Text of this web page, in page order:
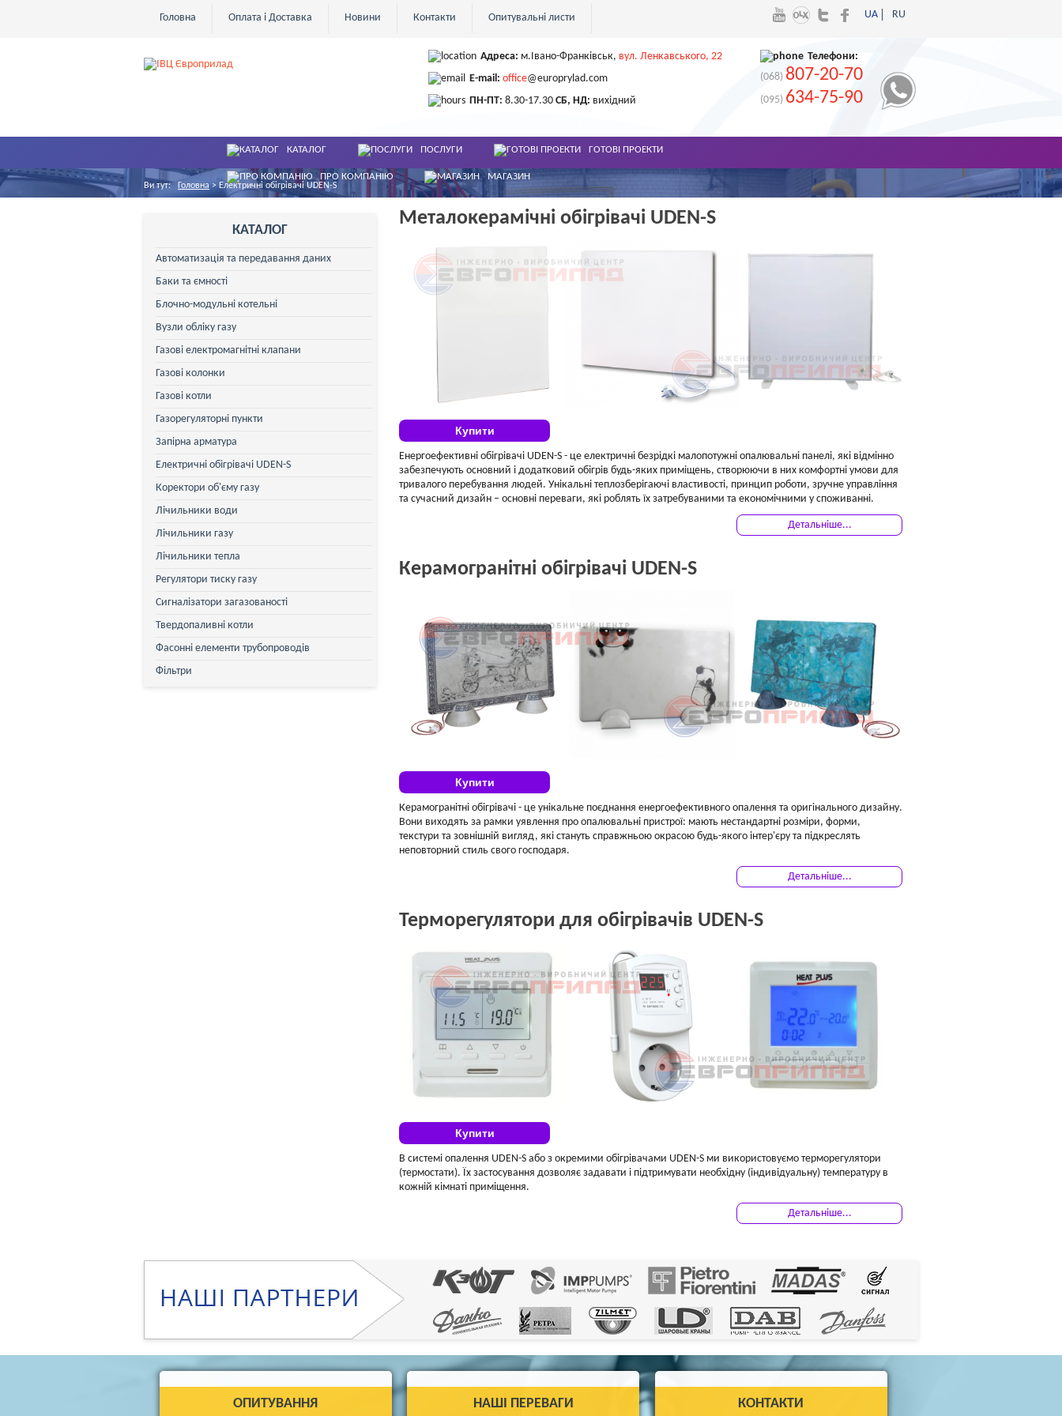
Головна Оплата і Доставка Новини Контакти Опитувальні листи UA RU
Адреса: м.Івано-Франківськ, вул. Ленкавського, 22
E-mail: office@europrylad.com
ПН-ПТ: 8.30-17.30 СБ, НД: вихідний
Телефони:
(068) 807-20-70
(095) 634-75-90
КАТАЛОГ ПОСЛУГИ ГОТОВІ ПРОЕКТИ
ПРО КОМПАНІЮ МАГАЗИН
Ви тут: Головна > Електричні обігрівачі UDEN-S
КАТАЛОГ
Автоматизація та передавання даних
Баки та ємності
Блочно-модульні котельні
Вузли обліку газу
Газові електромагнітні клапани
Газові колонки
Газові котли
Газорегуляторні пункти
Запірна арматура
Електричні обігрівачі UDEN-S
Коректори об'єму газу
Лічильники води
Лічильники газу
Лічильники тепла
Регулятори тиску газу
Сигналізатори загазованості
Твердопаливні котли
Фасонні елементи трубопроводів
Фільтри
Металокерамічні обігрівачі UDEN-S
Купити
Енергоефективні обігрівачі UDEN-S - це електричні безрідкі малопотужні опалювальні панелі, які відмінно
забезпечують основний і додатковий обігрів будь-яких приміщень, створюючи в них комфортні умови для
тривалого перебування людей. Унікальні теплозберігаючі властивості, принцип роботи, зручне управління
та сучасний дизайн – основні переваги, які роблять їх затребуваними та економічними у споживанні.
Детальніше...
Керамогранітні обігрівачі UDEN-S
Купити
Керамогранітні обігрівачі - це унікальне поєднання енергоефективного опалення та оригінального дизайну.
Вони виходять за рамки уявлення про опалювальні пристрої: мають нестандартні розміри, форми,
текстури та зовнішній вигляд, які стануть справжньою окрасою будь-якого інтер'єру та підкреслять
неповторний стиль свого господаря.
Детальніше...
Терморегулятори для обігрівачів UDEN-S
Купити
В системі опалення UDEN-S або з окремими обігрівачами UDEN-S ми використовуємо терморегулятори
(термостати). Їх застосування дозволяє задавати і підтримувати необхідну (індивідуальну) температуру в
кожній кімнаті приміщення.
Детальніше...
ОПИТУВАННЯ НАШІ ПЕРЕВАГИ КОНТАКТИ